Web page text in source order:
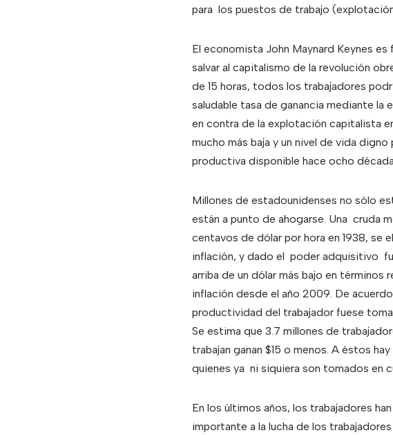
para los puestos de trabajo
El economista John Maynard Keynes
salvar al capitalismo de la revolución
de 15 horas, todos los trabajadores
saludable tasa de ganancia mediante
en contra de la explotación capitalista
mucho más baja y un nivel de vida
productiva disponible hace ocho
Millones de estadounidenses no sólo
están a punto de ahogarse. Una cruda
centavos de dólar por hora en 1938, se
inflación, y dado el poder adquisitivo
arriba de un dólar más bajo en términos
inflación desde el año 2009. De
productividad del trabajador fuese
Se estima que 3.7 millones de
trabajan ganan $15 o menos. A éstos
quienes ya ni siquiera son tomados en
En los últimos años, los trabajadores
importante a la lucha de los